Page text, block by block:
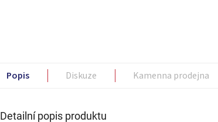
Popis Diskuze Kamenna prodejna
Detailní popis produktu